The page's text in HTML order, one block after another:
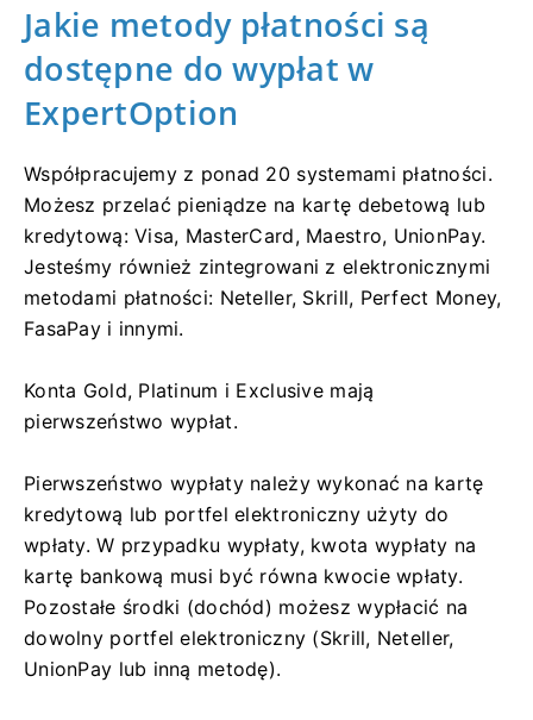
Jakie metody płatności są
dostępne do wypłat w
ExpertOption
Współpracujemy z ponad 20 systemami płatności.
Możesz przelać pieniądze na kartę debetową lub
kredytową: Visa, MasterCard, Maestro, UnionPay.
Jesteśmy również zintegrowani z elektronicznymi
metodami płatności: Neteller, Skrill, Perfect Money,
FasaPay i innymi.
Konta Gold, Platinum i Exclusive mają
pierwszeństwo wypłat.
Pierwszeństwo wypłaty należy wykonać na kartę
kredytową lub portfel elektroniczny użyty do
wpłaty. W przypadku wypłaty, kwota wypłaty na
kartę bankową musi być równa kwocie wpłaty.
Pozostałe środki (dochód) możesz wypłacić na
dowolny portfel elektroniczny (Skrill, Neteller,
UnionPay lub inną metodę).